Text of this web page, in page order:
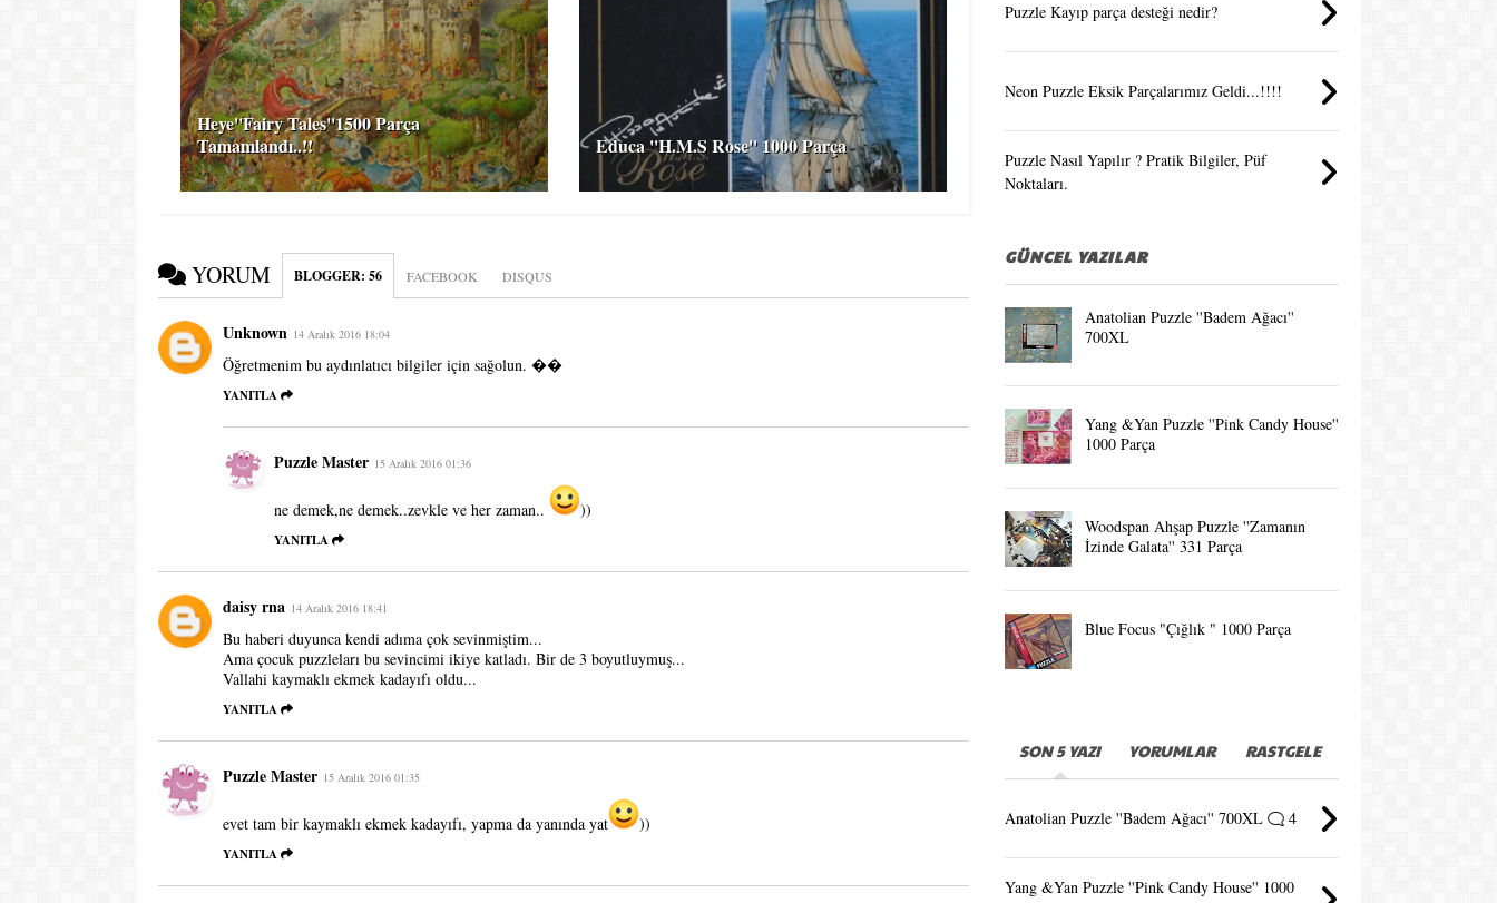
Heye''Fairy Tales''1500 Parça
Tamamlandı..!!
Educa ''H.M.S Rose'' 1000 Parça
YORUM BLOGGER: 56 FACEBOOK DISQUS
Unknown 14 Aralık 2016 18:04
Öğretmenim bu aydınlatıcı bilgiler için sağolun. ��
YANITLA
Puzzle Master 15 Aralık 2016 01:36
ne demek,ne demek..zevkle ve her zaman.. ))
YANITLA
daisy rna 14 Aralık 2016 18:41
Bu haberi duyunca kendi adıma çok sevinmiştim...
Ama çocuk puzzleları bu sevincimi ikiye katladı. Bir de 3 boyutluymuş...
Vallahi kaymaklı ekmek kadayıfı oldu...
YANITLA
Puzzle Master 15 Aralık 2016 01:35
evet tam bir kaymaklı ekmek kadayıfı, yapma da yanında yat ))
YANITLA
Puzzle Kayıp parça desteği nedir?
Neon Puzzle Eksik Parçalarımız Geldi...!!!!
Puzzle Nasıl Yapılır ? Pratik Bilgiler, Püf
Noktaları.
GÜNCEL YAZILAR
Anatolian Puzzle ''Badem Ağacı''
700XL
Yang &Yan Puzzle ''Pink Candy House''
1000 Parça
Woodspan Ahşap Puzzle ''Zamanın
İzinde Galata'' 331 Parça
Blue Focus "Çığlık " 1000 Parça
SON 5 YAZI YORUMLAR RASTGELE
Anatolian Puzzle ''Badem Ağacı'' 700XL 4
Yang &Yan Puzzle ''Pink Candy House'' 1000